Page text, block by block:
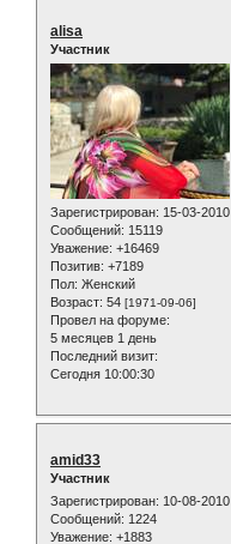
alisa
Участник
Зарегистрирован: 15-03-2010
Сообщений: 15119
Уважение: +16469
Позитив: +7189
Пол: Женский
Возраст: 54 [1971-09-06]
Провел на форуме:
5 месяцев 1 день
Последний визит:
Сегодня 10:00:30
amid33
Участник
Зарегистрирован: 10-08-2010
Сообщений: 1224
Уважение: +1883